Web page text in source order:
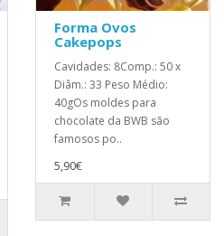
Forma Ovos
Cakepops
Cavidades: 8Comp.: 50 x
Diâm.: 33 Peso Médio:
40gOs moldes para
chocolate da BWB são
famosos po..
5,90€